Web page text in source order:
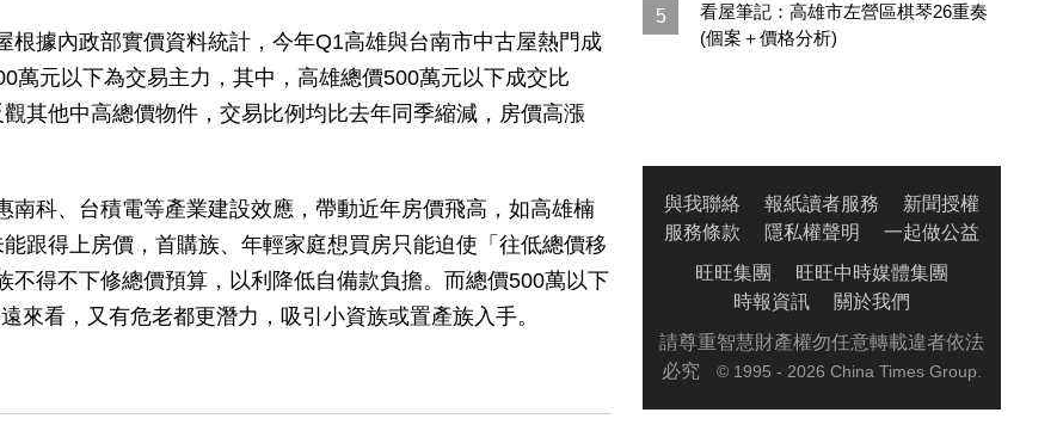
據內政部實價資料統計，今年Q1高雄與台南市中古屋熱門成
萬元以下為交易主力，其中，高雄總價500萬元以下成交比
其他中高總價物件，交易比例均比去年同季縮減，房價高漲
科、台積電等產業建設效應，帶動近年房價飛高，如高雄楠
跟得上房價，首購族、年輕家庭想買房只能迫使「往低總價移
得不下修總價預算，以利降低自備款負擔。而總價500萬以下
來看，又有危老都更潛力，吸引小資族或置產族入手。
5
看屋筆記：高雄市左營區棋琴26重奏
(個案＋價格分析)
與我聯絡 報紙讀者服務
新聞授權
服務條款
隱私權聲明
一起做公益
旺旺集團
旺旺中時媒體集團
時報資訊
關於我們
請尊重智慧財產權勿任意轉載違者依法
必究
© 1995 - 2026 China Times Group.